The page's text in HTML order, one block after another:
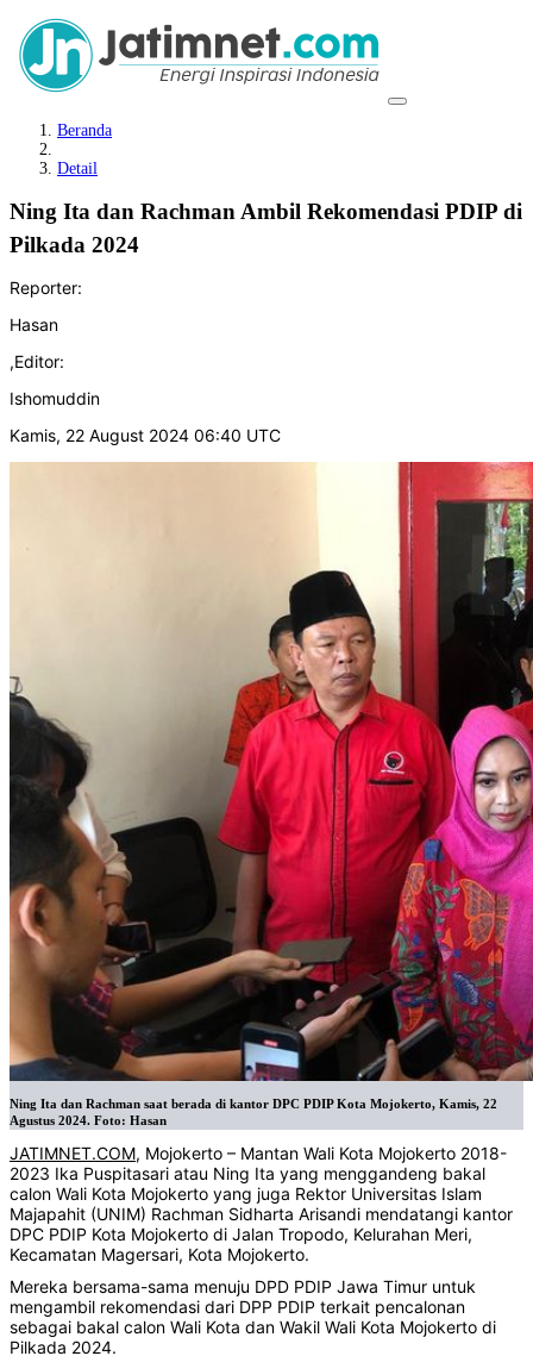
Beranda
Detail
Ning Ita dan Rachman Ambil Rekomendasi PDIP di
Pilkada 2024
Reporter:
Hasan
,Editor:
Ishomuddin
Kamis, 22 August 2024 06:40 UTC
Ning Ita dan Rachman saat berada di kantor DPC PDIP Kota Mojokerto, Kamis, 22
Agustus 2024. Foto: Hasan
JATIMNET.COM, Mojokerto – Mantan Wali Kota Mojokerto 2018-
2023 Ika Puspitasari atau Ning Ita yang menggandeng bakal
calon Wali Kota Mojokerto yang juga Rektor Universitas Islam
Majapahit (UNIM) Rachman Sidharta Arisandi mendatangi kantor
DPC PDIP Kota Mojokerto di Jalan Tropodo, Kelurahan Meri,
Kecamatan Magersari, Kota Mojokerto.
Mereka bersama-sama menuju DPD PDIP Jawa Timur untuk
mengambil rekomendasi dari DPP PDIP terkait pencalonan
sebagai bakal calon Wali Kota dan Wakil Wali Kota Mojokerto di
Pilkada 2024.